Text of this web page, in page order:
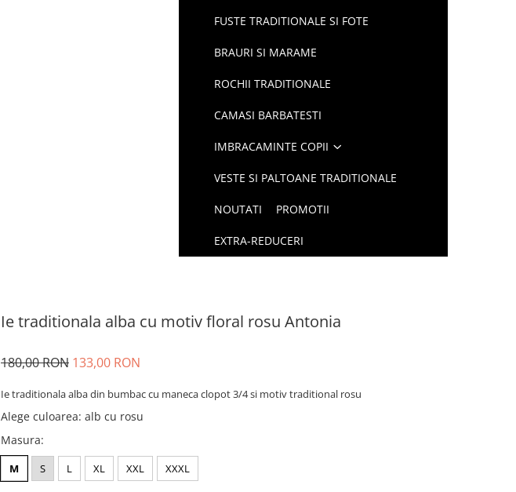
FUSTE TRADITIONALE SI FOTE
BRAURI SI MARAME
ROCHII TRADITIONALE
CAMASI BARBATESTI
IMBRACAMINTE COPII
VESTE SI PALTOANE TRADITIONALE
NOUTATI PROMOTII
EXTRA-REDUCERI
Ie traditionala alba cu motiv floral rosu Antonia
180,00 RON 133,00 RON
Ie traditionala alba din bumbac cu maneca clopot 3/4 si motiv traditional rosu
Alege culoarea: alb cu rosu
Masura:
M S L XL XXL XXXL